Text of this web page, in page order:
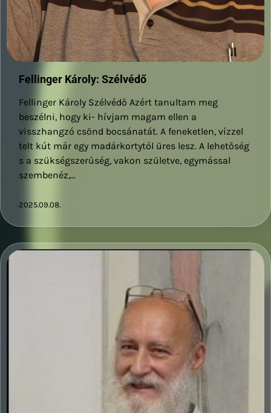
Fellinger Károly: Szélvédő
Fellinger Károly Szélvédő Azért tanultam meg
beszélni, hogy ki- hívjam magam ellen a
visszhangzó csönd bocsánatát. A feneketlen, vízzel
telt kút már egy madárkortytól üres lesz. A lehetőség
s a szükségszerűség, vakon születve, egymással
szembenéz,…
2025.09.08.